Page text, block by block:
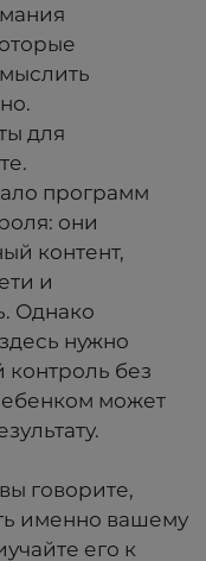
для
программ
они
контент,
и
Однако
нужно
контроль без
может
говорите,
именно вашему
его к